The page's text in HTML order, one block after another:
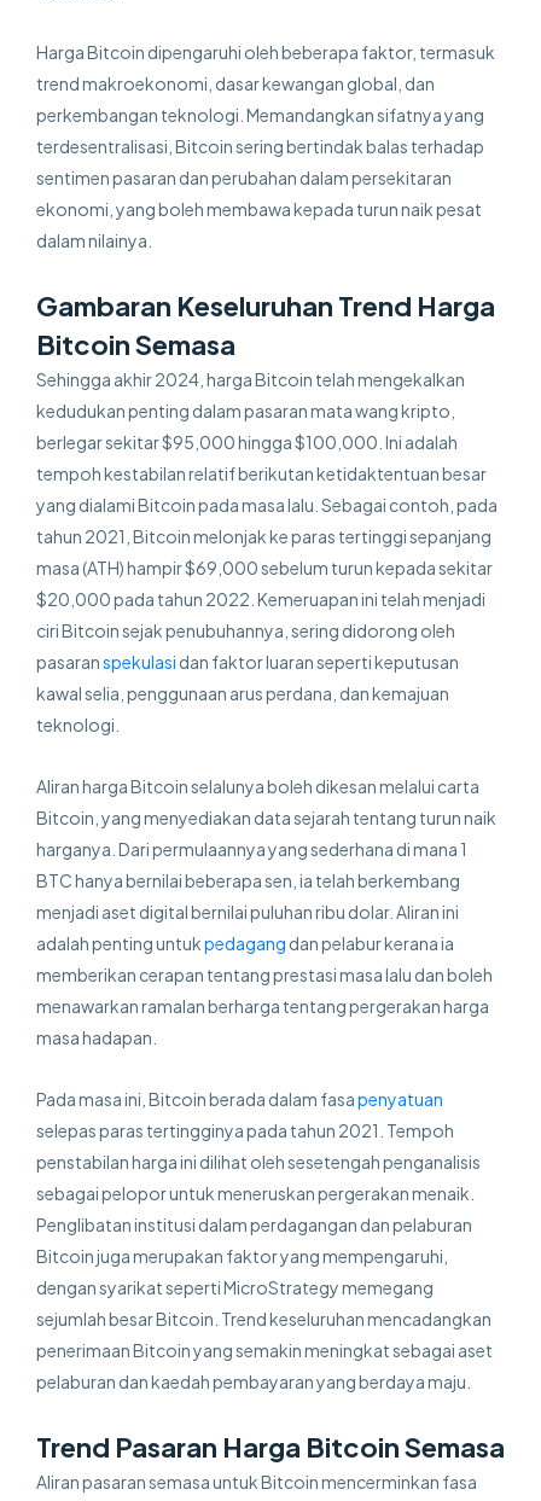
Harga Bitcoin dipengaruhi oleh beberapa faktor, termasuk
trend makroekonomi, dasar kewangan global, dan
perkembangan teknologi. Memandangkan sifatnya yang
terdesentralisasi, Bitcoin sering bertindak balas terhadap
sentimen pasaran dan perubahan dalam persekitaran
ekonomi, yang boleh membawa kepada turun naik pesat
dalam nilainya.
Gambaran Keseluruhan Trend Harga
Bitcoin Semasa
Sehingga akhir 2024, harga Bitcoin telah mengekalkan
kedudukan penting dalam pasaran mata wang kripto,
berlegar sekitar $95,000 hingga $100,000. Ini adalah
tempoh kestabilan relatif berikutan ketidaktentuan besar
yang dialami Bitcoin pada masa lalu. Sebagai contoh, pada
tahun 2021, Bitcoin melonjak ke paras tertinggi sepanjang
masa (ATH) hampir $69,000 sebelum turun kepada sekitar
$20,000 pada tahun 2022. Kemeruapan ini telah menjadi
ciri Bitcoin sejak penubuhannya, sering didorong oleh
pasaranspekulasi dan faktor luaran seperti keputusan
kawal selia, penggunaan arus perdana, dan kemajuan
teknologi​.
Aliran harga Bitcoin selalunya boleh dikesan melalui carta
Bitcoin, yang menyediakan data sejarah tentang turun naik
harganya. Dari permulaannya yang sederhana di mana 1
BTC hanya bernilai beberapa sen, ia telah berkembang
menjadi aset digital bernilai puluhan ribu dolar. Aliran ini
adalah penting untukpedagang dan pelabur kerana ia
memberikan cerapan tentang prestasi masa lalu dan boleh
menawarkan ramalan berharga tentang pergerakan harga
masa hadapan.
Pada masa ini, Bitcoin berada dalam fasapenyatuan
selepas paras tertingginya pada tahun 2021. Tempoh
penstabilan harga ini dilihat oleh sesetengah penganalisis
sebagai pelopor untuk meneruskan pergerakan menaik.
Penglibatan institusi dalam perdagangan dan pelaburan
Bitcoin juga merupakan faktor yang mempengaruhi,
dengan syarikat seperti MicroStrategy memegang
sejumlah besar Bitcoin. Trend keseluruhan mencadangkan
penerimaan Bitcoin yang semakin meningkat sebagai aset
pelaburan dan kaedah pembayaran yang berdaya maju.
Trend Pasaran Harga Bitcoin Semasa
Aliran pasaran semasa untuk Bitcoin mencerminkan fasa